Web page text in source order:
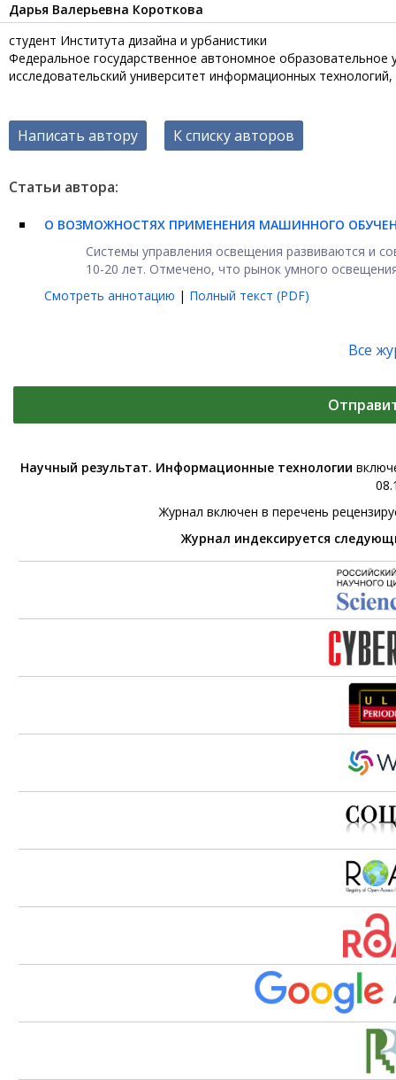
Дарья Валерьевна Короткова
студент Института дизайна и урбанистики
Федеральное государственное автономное
исследовательский университет информационных
Написать автору К списку авторов
Статьи автора:
О ВОЗМОЖНОСТЯХ ПРИМЕНЕНИЯ МАШИННОГО
Системы управления освещения развиваются и
10-20 лет. Отмечено, что рынок умного
Смотреть аннотацию | Полный текст (PDF)
Все
Научный результат. Информационные технологии
Журнал включен в перечень
Журнал индексируется